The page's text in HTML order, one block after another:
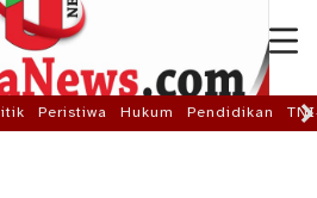
Peristiwa Hukum Pendidikan